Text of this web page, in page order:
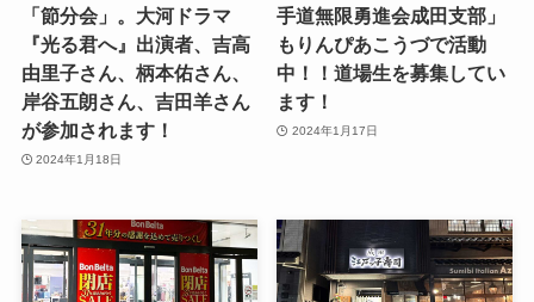
「節分会」。大河ドラマ
『光る君へ』出演者、吉高
由里子さん、柄本佑さん、
岸谷五朗さん、吉田羊さん
が参加されます！
2024年1月18日
手道無限勇進会成田支部」
もりんぴあこうづで活動
中！！道場生を募集してい
ます！
2024年1月17日